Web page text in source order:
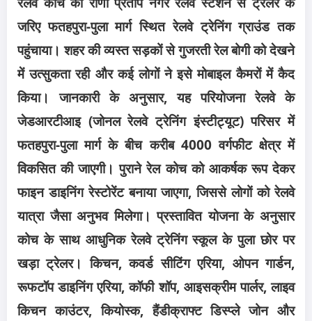
जरिए फतहपुरा-पुला मार्ग स्थित रेलवे ट्रेनिंग ग्राउंड तक
पहुंचाया। शहर की व्यस्त सड़कों से गुजरती रेल बोगी को देखने
में उत्सुकता रही और कई लोगों ने इसे मोबाइल कैमरों में कैद
किया। जानकारी के अनुसार, यह परियोजना रेलवे के
जेडआरटीआइ (जोनल रेलवे ट्रेनिंग इंस्टीट्यूट) परिसर में
फतहपुरा-पुला मार्ग के बीच करीब 4000 वर्गफीट क्षेत्र में
विकसित की जाएगी। पुराने रेल कोच को आकर्षक रूप देकर
फाइन डाइनिंग रेस्टोरेंट बनाया जाएगा, जिससे लोगों को रेलवे
यात्रा जैसा अनुभव मिलेगा। प्रस्तावित योजना के अनुसार
कोच के साथ आधुनिक रेलवे ट्रेनिंग स्कूल के पुला छोर पर
खड़ा ट्रेलर। किचन, कवर्ड सीटिंग एरिया, ओपन गार्डन,
रूफटॉप डाइनिंग एरिया, कॉफी शॉप, आइसक्रीम पार्लर, लाइव
किचन काउंटर, कियोस्क, हैंडीक्राफ्ट डिस्प्ले जोन और